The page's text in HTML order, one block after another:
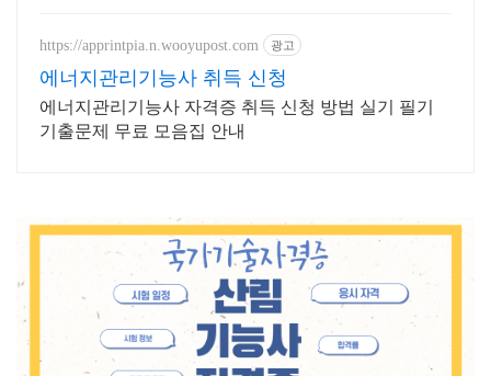
https://apprintpia.n.wooyupost.com 광고
에너지관리기능사 취득 신청
에너지관리기능사 자격증 취득 신청 방법 실기 필기
기출문제 무료 모음집 안내